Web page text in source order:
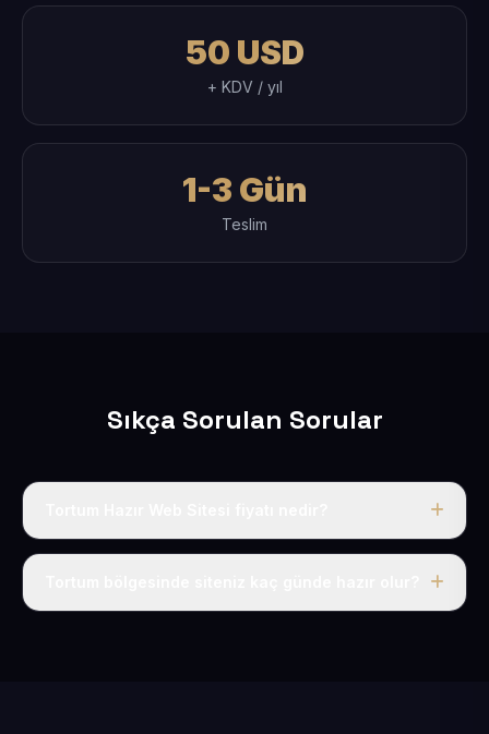
50 USD
+ KDV / yıl
1-3 Gün
Teslim
Sıkça Sorulan Sorular
Tek fiyat uygulanır: yıllık 50 USD + KDV. Bu bedele alan